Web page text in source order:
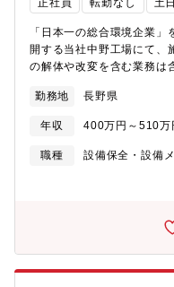
正社員 転勤なし 土
「日本一の総合環境企業
開する当社中野工場にて
の解体や改変を含む業務は
きます。設備メンテナンス
を担います。アーク溶接や
保全作業を実施。さらに、
アルの作成を通じて、長期
【魅力】「日本一の総合環
問題に多くの企業様が課題
す。160億を超える売り上
定性や将来性も抜群です！
勤務地 長野県
年収 400万円～510万
職種
設備保全・設備